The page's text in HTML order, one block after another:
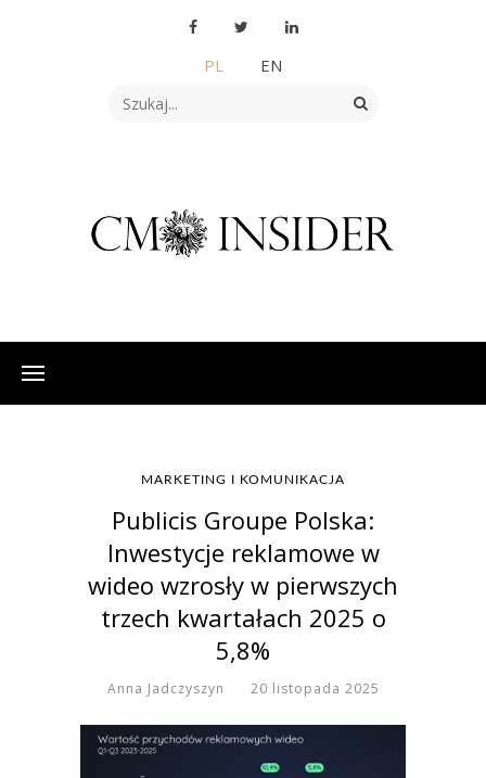
PL EN
MARKETING I KOMUNIKACJA
Publicis Groupe Polska:
Inwestycje reklamowe w
wideo wzrosły w pierwszych
trzech kwartałach 2025 o
5,8%
Anna Jadczyszyn 20 listopada 2025